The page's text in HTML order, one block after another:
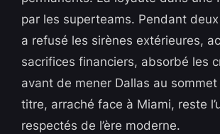
par les superteams. Pendant
a refusé les sirènes extérieures,
sacrifices financiers, absorbé les
avant de mener Dallas au sommet
titre, arraché face à Miami, reste
respectés de l’ère moderne.